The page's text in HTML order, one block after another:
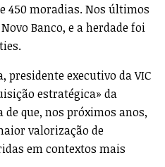
450 moradias. Nos últimos
Banco, e a herdade foi
presidente executivo da VIC
estratégica» da
que, nos próximos anos,
valorização de
em contextos mais